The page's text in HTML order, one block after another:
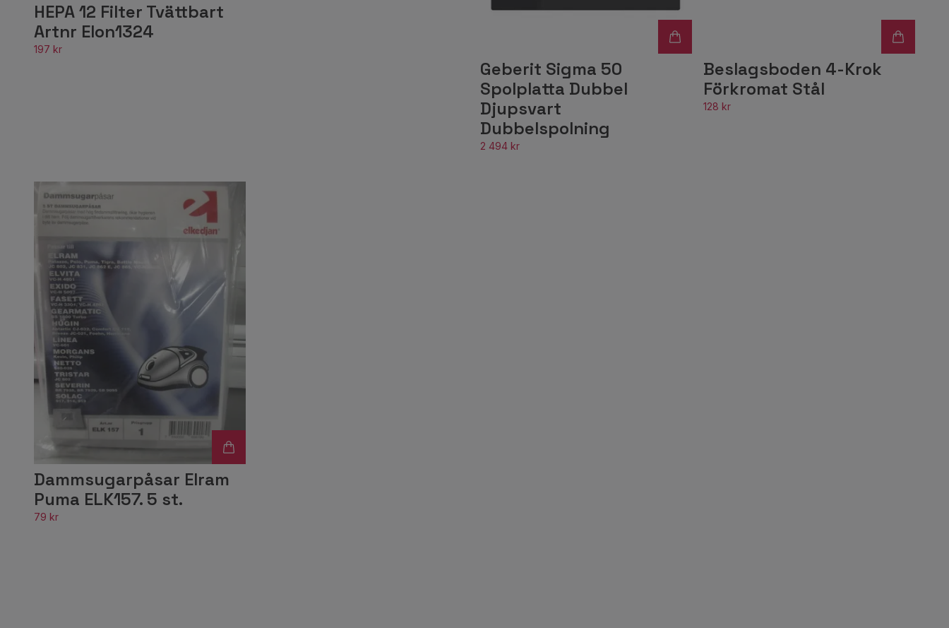
HEPA 12 Filter Tvättbart
Artnr Elon1324
197 kr
Geberit Sigma 50
Spolplatta Dubbel
Djupsvart
Dubbelspolning
2 494 kr
Beslagsboden 4-Krok
Förkromat Stål
128 kr
Dammsugarpåsar Elram
Puma ELK157. 5 st.
79 kr